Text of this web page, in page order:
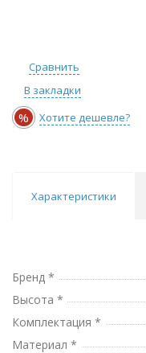
Сравнить
В закладки
% Хотите дешевле?
Характеристики
Бренд *
Высота *
Комплектация *
Материал *